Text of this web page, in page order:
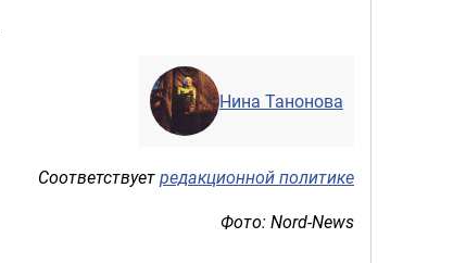
Нина Танонова
Соответствуетредакционной политике
Фото: Nord-News